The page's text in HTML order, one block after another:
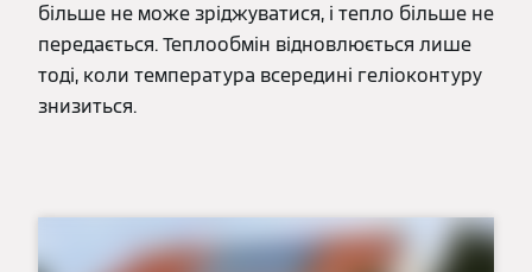
більше не може зріджуватися, і тепло більше не
передається. Теплообмін відновлюється лише
тоді, коли температура всередині геліоконтуру
знизиться.